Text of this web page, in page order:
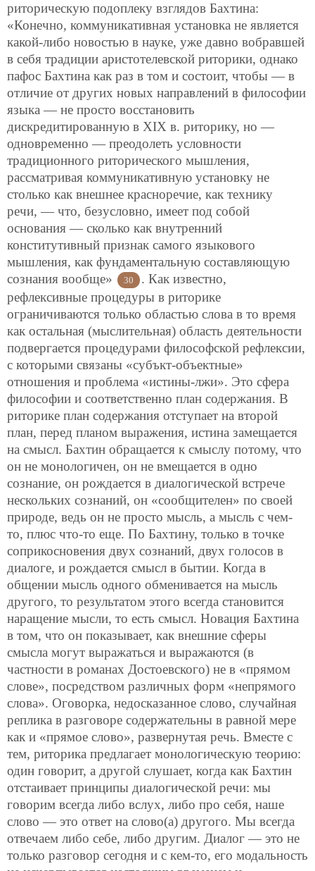
риторическую подоплеку взглядов Бахтина:
«Конечно, коммуникативная установка не является
какой-либо новостью в науке, уже давно вобравшей
в себя традиции аристотелевской риторики, однако
пафос Бахтина как раз в том и состоит, чтобы — в
отличие от других новых направлений в философии
языка — не просто восстановить
дискредитированную в XIX в. риторику, но —
одновременно — преодолеть условности
традиционного риторического мышления,
рассматривая коммуникативную установку не
столько как внешнее красноречие, как технику
речи, — что, безусловно, имеет под собой
основания — сколько как внутренний
конститутивный признак самого языкового
мышления, как фундаментальную составляющую
сознания вообще»
30
. Как известно,
рефлексивные процедуры в риторике
ограничиваются только областью слова в то время
как остальная (мыслительная) область деятельности
подвергается процедурами философской рефлексии,
с которыми связаны «субъкт-объектные»
отношения и проблема «истины-лжи». Это сфера
философии и соответственно план содержания. В
риторике план содержания отступает на второй
план, перед планом выражения, истина замещается
на смысл. Бахтин обращается к смыслу потому, что
он не монологичен, он не вмещается в одно
сознание, он рождается в диалогической встрече
нескольких сознаний, он «сообщителен» по своей
природе, ведь он не просто мысль, а мысль с чем-
то, плюс что-то еще. По Бахтину, только в точке
соприкосновения двух сознаний, двух голосов в
диалоге, и рождается смысл в бытии. Когда в
общении мысль одного обменивается на мысль
другого, то результатом этого всегда становится
наращение мысли, то есть смысл. Новация Бахтина
в том, что он показывает, как внешние сферы
смысла могут выражаться и выражаются (в
частности в романах Достоевского) не в «прямом
слове», посредством различных форм «непрямого
слова». Оговорка, недосказанное слово, случайная
реплика в разговоре содержательны в равной мере
как и «прямое слово», развернутая речь. Вместе с
тем, риторика предлагает монологическую теорию:
один говорит, а другой слушает, когда как Бахтин
отстаивает принципы диалогической речи: мы
говорим всегда либо вслух, либо про себя, наше
слово — это ответ на слово(а) другого. Мы всегда
отвечаем либо себе, либо другим. Диалог — это не
только разговор сегодня и с кем-то, его модальность